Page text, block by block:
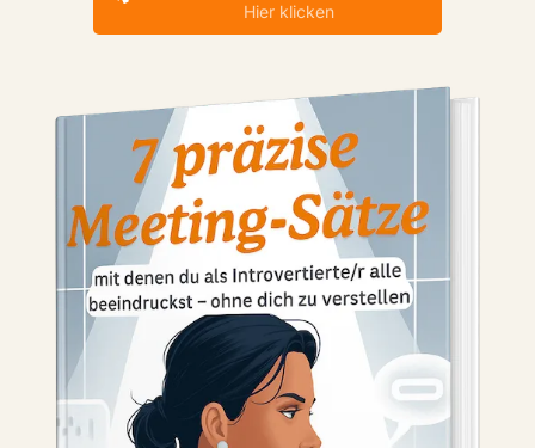
Hier klicken